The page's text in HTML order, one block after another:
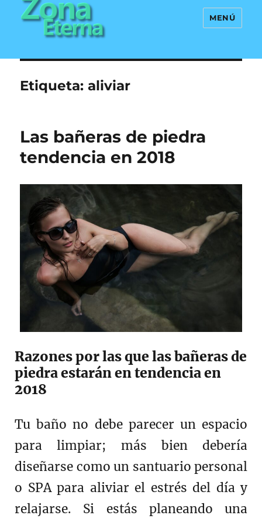
Zona Eterna
MENÚ
Etiqueta:aliviar
Las bañeras de piedra
tendencia en 2018
Razones por las que las bañeras de
piedra estarán en tendencia en
2018
Tu baño no debe parecer un espacio
para limpiar; más bien debería
diseñarse como un santuario personal
o SPA para aliviar el estrés del día y
relajarse. Si estás planeando una